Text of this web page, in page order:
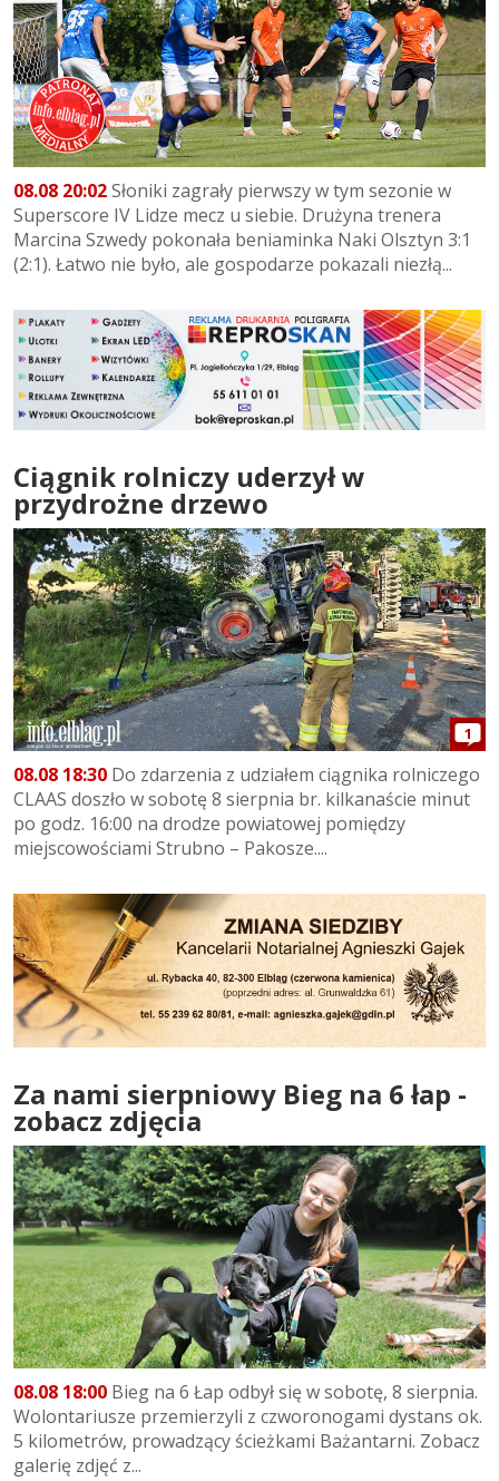
08.08 20:02Słoniki zagrały pierwszy w tym sezonie w
Superscore IV Lidze mecz u siebie. Drużyna trenera
Marcina Szwedy pokonała beniaminka Naki Olsztyn 3:1
(2:1). Łatwo nie było, ale gospodarze pokazali niezłą...
Ciągnik rolniczy uderzył w
przydrożne drzewo
1
08.08 18:30 Do zdarzenia z udziałem ciągnika rolniczego
CLAAS doszło w sobotę 8 sierpnia br. kilkanaście minut
po godz. 16:00 na drodze powiatowej pomiędzy
miejscowościami Strubno – Pakosze....
Za nami sierpniowy Bieg na 6 łap -
zobacz zdjęcia
08.08 18:00 Bieg na 6 Łap odbył się w sobotę, 8 sierpnia.
Wolontariusze przemierzyli z czworonogami dystans ok.
5 kilometrów, prowadzący ścieżkami Bażantarni. Zobacz
galerię zdjęć z...